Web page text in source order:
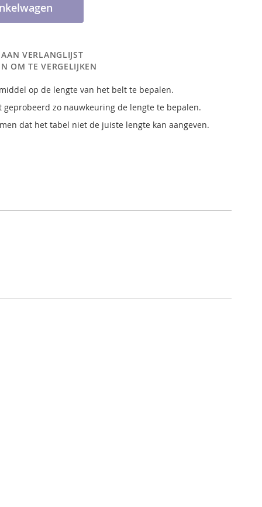
VERLANGLIJST
OM TE VERGELIJKEN
op de lengte van het belt te bepalen.
geprobeerd zo nauwkeuring de lengte te bepalen.
dat het tabel niet de juiste lengte kan aangeven.